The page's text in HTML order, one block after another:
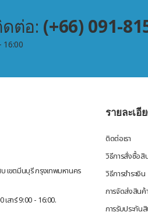
ต่อ: (+66) 091-
16:00
เขตมีนบุรี กรุงเทพมหานคร
สาร์ 9:00 - 16:00.
รายละเอี
ติดต่อเรา
วิธีการสั่งซื้อสิ
วิธีการชำระเงิน
การจัดส่งสินค้า
การรับประกัน